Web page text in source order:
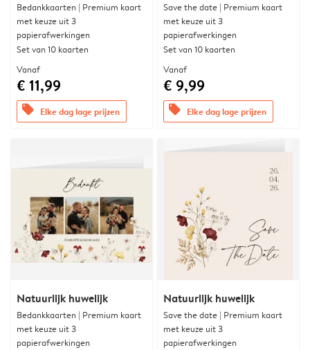
Bedankkaarten | Premium kaart
met keuze uit 3
papierafwerkingen
Set van 10 kaarten
Vanaf
€ 11,99
offers Elke dag lage prijzen
Save the date | Premium kaart
met keuze uit 3
papierafwerkingen
Set van 10 kaarten
Vanaf
€ 9,99
offers Elke dag lage prijzen
Natuurlijk huwelijk
Bedankkaarten | Premium kaart
met keuze uit 3
papierafwerkingen
Natuurlijk huwelijk
Save the date | Premium kaart
met keuze uit 3
papierafwerkingen